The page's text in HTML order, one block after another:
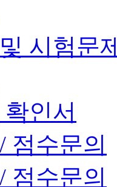
시험문
인서
점수문의
점수문의